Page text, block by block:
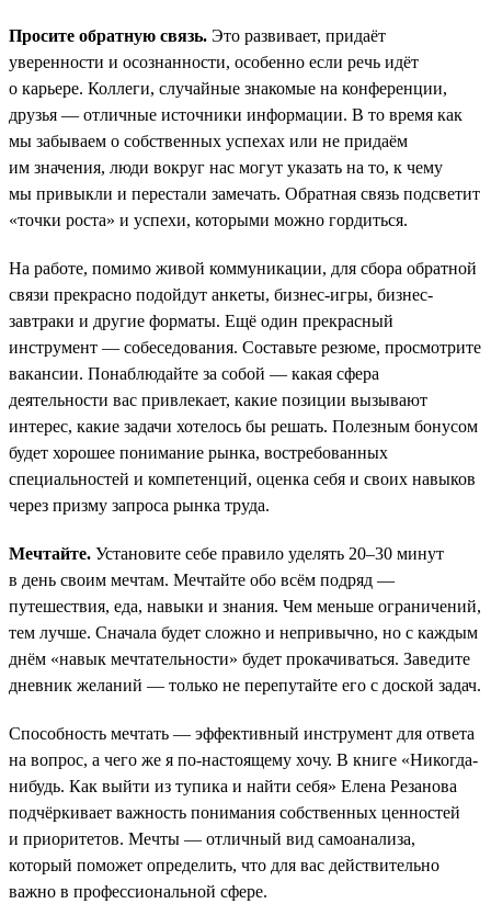
Просите обратную связь. Это развивает, придаёт
уверенности и осознанности, особенно если речь идёт
о карьере. Коллеги, случайные знакомые на конференции,
друзья — отличные источники информации. В то время как
мы забываем о собственных успехах или не придаём
им значения, люди вокруг нас могут указать на то, к чему
мы привыкли и перестали замечать. Обратная связь подсветит
«точки роста» и успехи, которыми можно гордиться.
На работе, помимо живой коммуникации, для сбора обратной
связи прекрасно подойдут анкеты, бизнес-игры, бизнес-
завтраки и другие форматы. Ещё один прекрасный
инструмент — собеседования. Составьте резюме, просмотрите
вакансии. Понаблюдайте за собой — какая сфера
деятельности вас привлекает, какие позиции вызывают
интерес, какие задачи хотелось бы решать. Полезным бонусом
будет хорошее понимание рынка, востребованных
специальностей и компетенций, оценка себя и своих навыков
через призму запроса рынка труда.
Мечтайте. Установите себе правило уделять 20–30 минут
в день своим мечтам. Мечтайте обо всём подряд —
путешествия, еда, навыки и знания. Чем меньше ограничений,
тем лучше. Сначала будет сложно и непривычно, но с каждым
днём «навык мечтательности» будет прокачиваться. Заведите
дневник желаний — только не перепутайте его с доской задач.
Способность мечтать — эффективный инструмент для ответа
на вопрос, а чего же я по-настоящему хочу. В книге «Никогда-
нибудь. Как выйти из тупика и найти себя» Елена Резанова
подчёркивает важность понимания собственных ценностей
и приоритетов. Мечты — отличный вид самоанализа,
который поможет определить, что для вас действительно
важно в профессиональной сфере.